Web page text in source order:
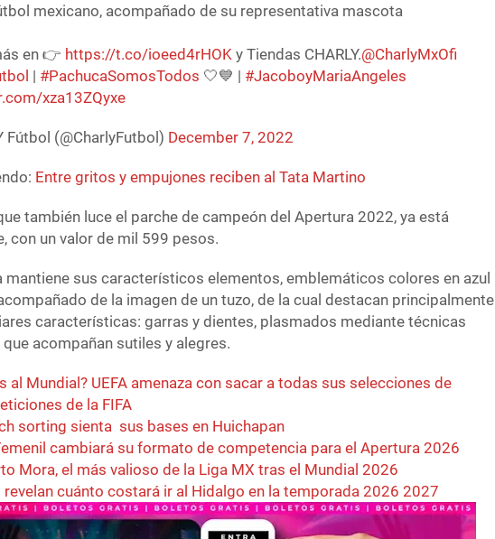
mexicano, acompañado de su representativa mascota
en 👉 https://t.co/ioeed4rHOK y Tiendas CHARLY.@CharlyMxOfi
| #PachucaSomosTodos 🤍💙 | #JacoboyMariaAngeles
xza13ZQyxe
Fútbol (@CharlyFutbol) December 7, 2022
Entre gritos y empujones reciben al Tata Martino
también luce el parche de campeón del Apertura 2022, ya está
con un valor de mil 599 pesos.
mantiene sus característicos elementos, emblemáticos colores en azul
de la imagen de un tuzo, de la cual destacan principalmente
características: garras y dientes, plasmados mediante técnicas
acompañan sutiles y alegres.
al Mundial? UEFA amenaza con sacar a todas sus selecciones de
de la FIFA
sorting sienta sus bases en Huichapan
cambiará su formato de competencia para el Apertura 2026
Mora, el más valioso de la Liga MX tras el Mundial 2026
revelan cuánto costará ir al Hidalgo en la temporada 2026 2027